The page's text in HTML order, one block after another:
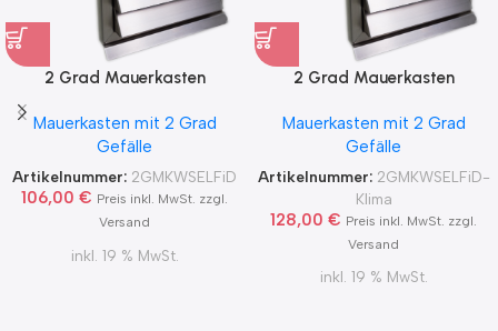
2 Grad Mauerkasten
Kondensatablauf auch mit
Blower Door Test und
Zertifikat Ø100, 125, 150
2Grad MKWSELFiD
Mauerkasten mit 2 Grad
Gefälle
Artikelnummer: 2GMKWSELFiD
106,00 € Preis inkl. MwSt. zzgl.
Versand
inkl. 19 % MwSt.
2 Grad Mauerkasten
Kondensatablauf für
Klimageräte Ø150 2Grad
MKWSELFiD
Mauerkasten mit 2 Grad
Gefälle
Artikelnummer: 2GMKWSELFiD-
Klima
128,00 € Preis inkl. MwSt. zzgl.
Versand
inkl. 19 % MwSt.